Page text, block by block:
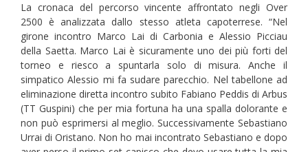
La cronaca del percorso vincente affrontato negli Over
2500 è analizzata dallo stesso atleta capoterrese. “Nel
girone incontro Marco Lai di Carbonia e Alessio Picciau
della Saetta. Marco Lai è sicuramente uno dei più forti del
torneo e riesco a spuntarla solo di misura. Anche il
simpatico Alessio mi fa sudare parecchio. Nel tabellone ad
eliminazione diretta incontro subito Fabiano Peddis di Arbus
(TT Guspini) che per mia fortuna ha una spalla dolorante e
non può esprimersi al meglio. Successivamente Sebastiano
Urrai di Oristano. Non ho mai incontrato Sebastiano e dopo